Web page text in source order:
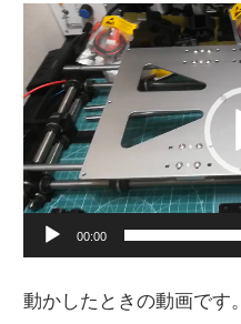
プ
ー
ヤ
ー
00:00
動かしたときの動画です。